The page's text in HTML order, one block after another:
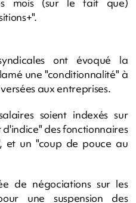
ont évoqué la
une "conditionnalité" à
aux entreprises.
soient indexés sur
des fonctionnaires
et un "coup de pouce au
de négociations sur les
une suspension des